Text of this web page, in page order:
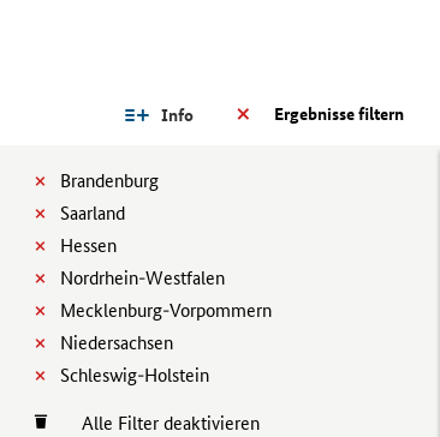
Ergebnisse filtern
Info
Brandenburg
Saarland
Hessen
Nordrhein-Westfalen
Mecklenburg-Vorpommern
Niedersachsen
Schleswig-Holstein
Alle Filter deaktivieren